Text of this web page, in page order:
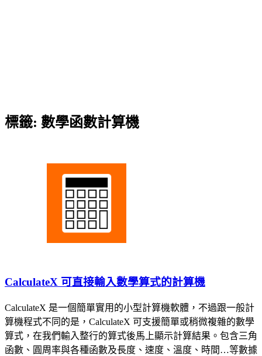
標籤: 數學函數計算機
CalculateX 可直接輸入數學算式的計算機
CalculateX 是一個簡單實用的小型計算機軟體，不過跟一般計
算機程式不同的是，CalculateX 可支援簡單或稍微複雜的數學
算式，在我們輸入整行的算式後馬上顯示計算結果。包含三角
函數、圓周率與各種函數及長度、速度、溫度、時間…等數據